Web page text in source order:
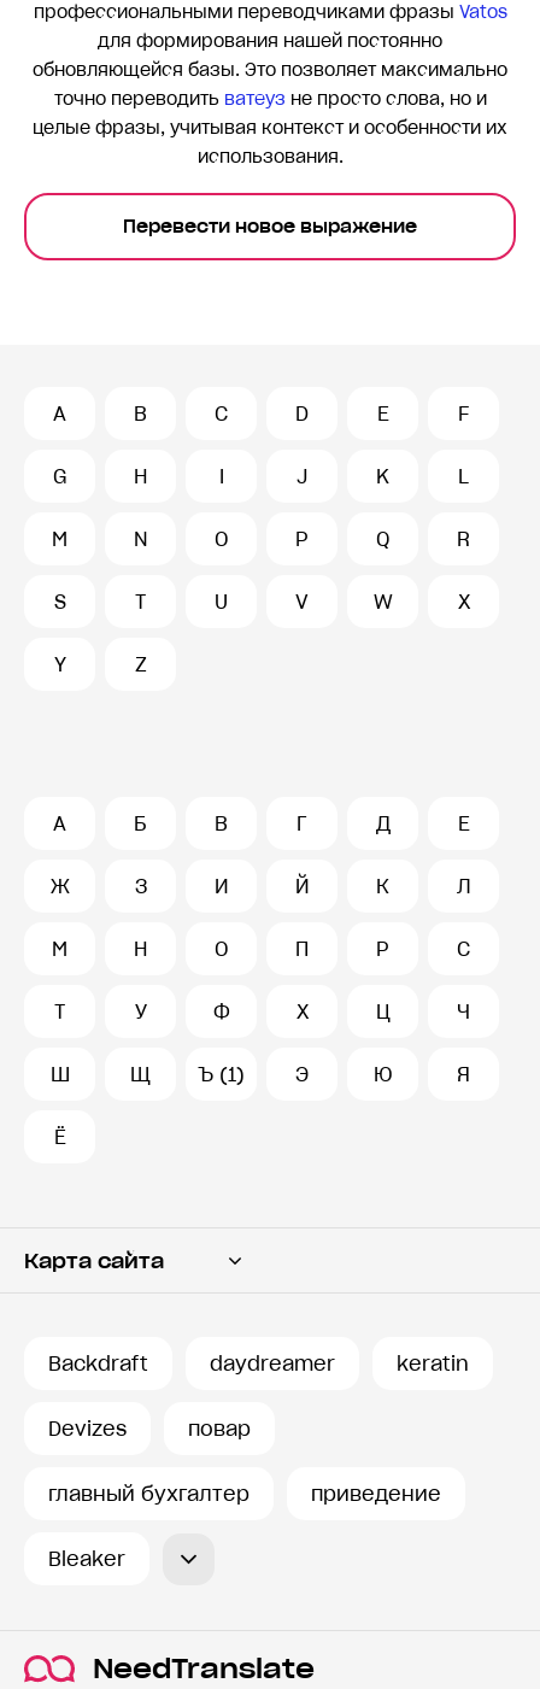
профессиональными переводчиками фразы Vatos
для формирования нашей постоянно
обновляющейся базы. Это позволяет максимально
точно переводить ватеуз не просто слова, но и
целые фразы, учитывая контекст и особенности их
использования.
Перевести новое выражение
A B C D E F
G H I J K L
M N O P Q R
S T U V W X
Y Z
А Б В Г Д Е
Ж З И Й К Л
М Н О П Р С
Т У Ф Х Ц Ч
Ш Щ Ъ (1) Э Ю Я
Ё
Карта сайта
Backdraft daydreamer keratin
Devizes повар
главный бухгалтер приведение
Bleaker
NeedTranslate